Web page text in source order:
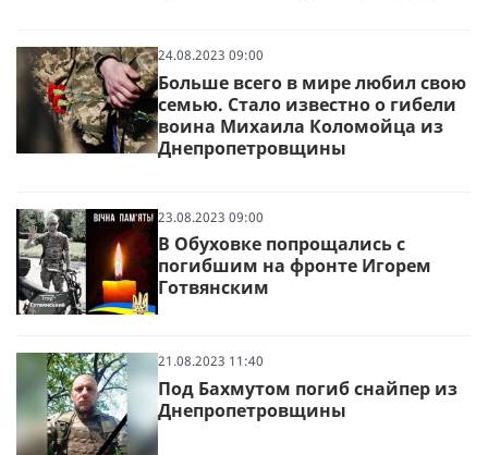
24.08.2023 09:00
Больше всего в мире любил свою
семью. Стало известно о гибели
воина Михаила Коломойца из
Днепропетровщины
23.08.2023 09:00
В Обуховке попрощались с
погибшим на фронте Игорем
Готвянским
21.08.2023 11:40
Под Бахмутом погиб снайпер из
Днепропетровщины